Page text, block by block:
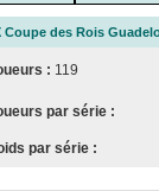
Coupe des Rois
: 119
par série :
par série :